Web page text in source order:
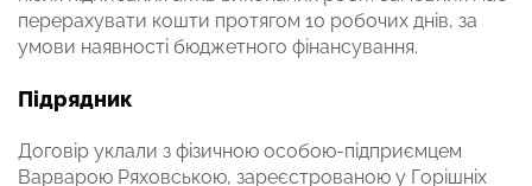
перерахувати кошти протягом 10 робочих днів, за
умови наявності бюджетного фінансування.
Підрядник
Договір уклали з фізичною особою-підприємцем
Варварою Ряховською, зареєстрованою у Горішніх